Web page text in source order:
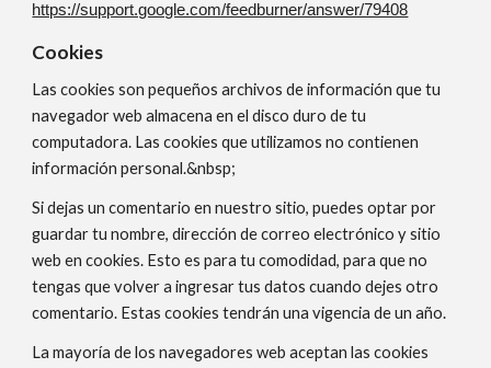
https://support.google.com/feedburner/answer/79408
Cookies
Las cookies son pequeños archivos de información que tu
navegador web almacena en el disco duro de tu
computadora. Las cookies que utilizamos no contienen
información personal.&nbsp;
Si dejas un comentario en nuestro sitio, puedes optar por
guardar tu nombre, dirección de correo electrónico y sitio
web en cookies. Esto es para tu comodidad, para que no
tengas que volver a ingresar tus datos cuando dejes otro
comentario. Estas cookies tendrán una vigencia de un año.
La mayoría de los navegadores web aceptan las cookies